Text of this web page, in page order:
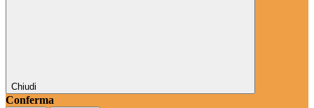
Chiudi
Conferma